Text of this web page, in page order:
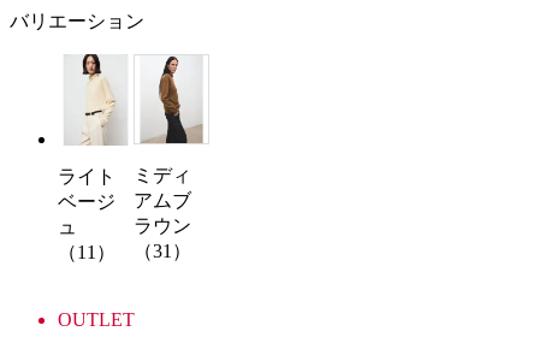
バリエーション
ライト
ベージ
ュ
（11）
ミディ
アムブ
ラウン
（31）
OUTLET